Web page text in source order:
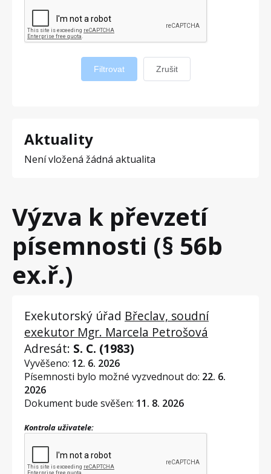
Filtrovat Zrušit
Aktuality
Není vložená žádná aktualita
Výzva k převzetí
písemnosti (§ 56b
ex.ř.)
Exekutorský úřad Břeclav, soudní
exekutor Mgr. Marcela Petrošová
Adresát: S. C. (1983)
Vyvěšeno: 12. 6. 2026
Písemnosti bylo možné vyzvednout do: 22. 6.
2026
Dokument bude svěšen: 11. 8. 2026
Kontrola uživatele: